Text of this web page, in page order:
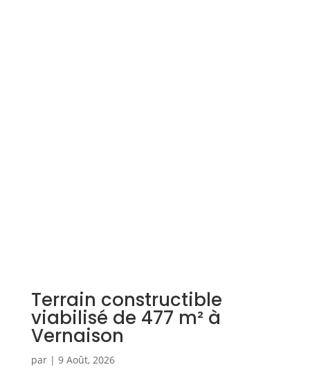
Terrain constructible
viabilisé de 477 m² à
Vernaison
par | 9 Août, 2026